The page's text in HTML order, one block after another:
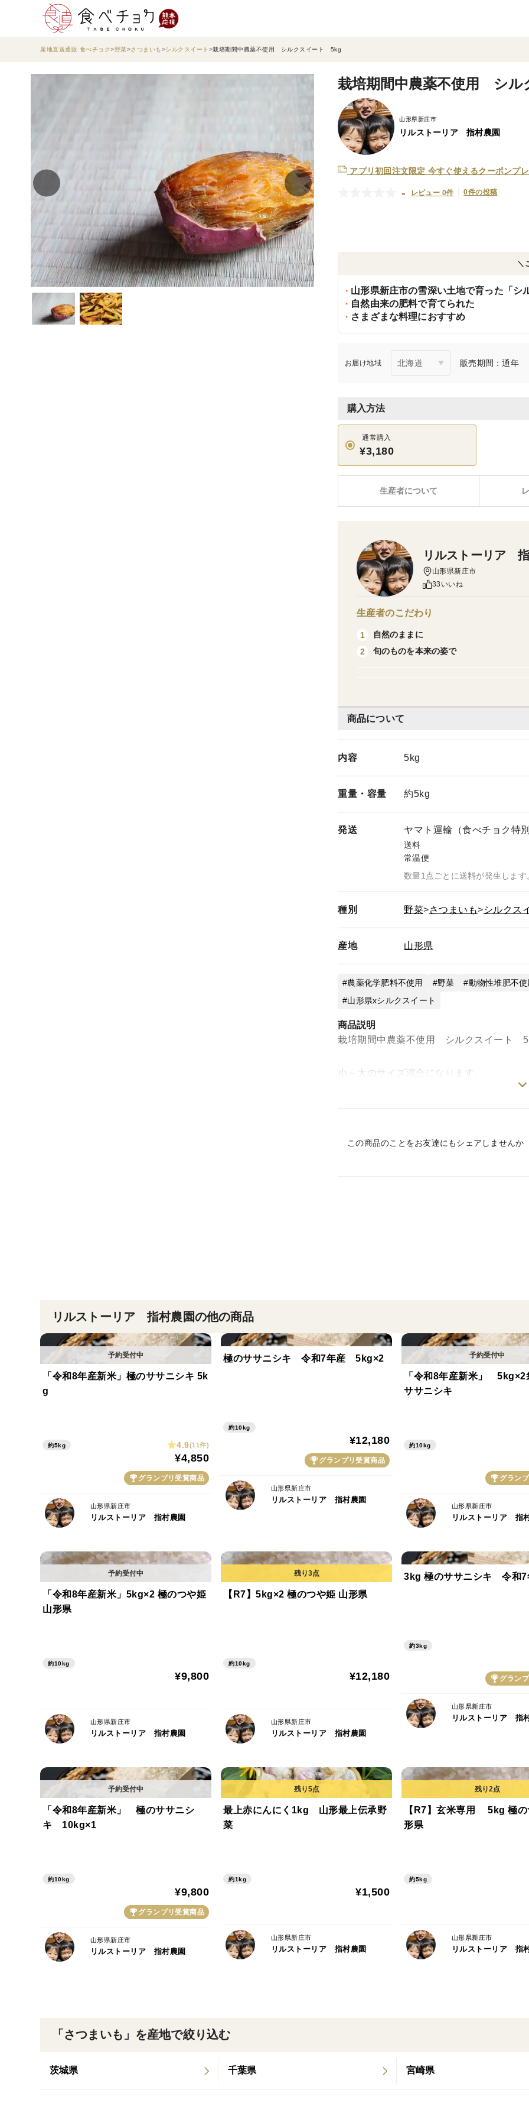
産地直送通販 食べチョク 野菜 さつまいも シルクスイート 栽培期間中農薬不使用 シルクスイート 5kg
栽培期間中農薬不使用 シ
山形県新庄市
リルストーリア 指村農園
アプリ初回注文限定 今すぐ使えるクーポンプ
- レビュー 0件 0件の投稿
＼
山形県新庄市の雪深い土地で育った「シ
自然由来の肥料で育てられた
さまざまな料理におすすめ
お届け地域 販売期間：通年
購入方法
通常購入
¥3,180
生産者について
商品について
内容 5kg
重量・ 容量 約5kg
発送 ヤマト運輸（食べチョク特
送料
常温便
数量1点ごとに送料が発生します
種別 野菜 さつまいも シルクス
産地 山形県
農薬化学肥料不使用 野菜
動物性堆肥不使
山形県xシルクスイート
商品説明
栽培期間中農薬不使用 シルクスイート
小～大のサイズ混合になります。
栽培期間中農薬不使用ですので少々虫食
山形県新庄市の雪深い土地で育った「シル
この商品のことをお友達にもシェアしませんか
リルストーリア
山形県新庄市
33いいね
生産者のこだわり
1
自然のままに
2
旬のものを本来の姿で
「さつまいも」を産地で絞り込む
茨城県 千葉県 宮崎県
リルストーリア 指村農園の他の商品
「令和8年産新米」極のササニシキ 5k
g
約5kg 4.9(11件)
¥4,850
グランプリ受賞商品
山形県新庄市
リルストーリア 指村農園
極のササニシキ 令和7年産 5kg×2
約10kg
¥12,180
グランプリ受賞商品
山形県新庄市
リルストーリア 指村農園
「令和8年産新米」
ササニシキ
約10kg
グラン
山形県新庄市
リルストーリア 指
「令和8年産新米」5kg×2 極のつや姫
山形県
約10kg
¥9,800
山形県新庄市
リルストーリア 指村農園
【R7】5kg×2 極のつや姫 山形県
約10kg
¥12,180
山形県新庄市
リルストーリア 指村農園
3kg 極のササニシキ 令和7
約3kg
グラン
山形県新庄市
リルストーリア 指
「令和8年産新米」 極のササニシ
キ 10kg×1
約10kg
¥9,800
グランプリ受賞商品
山形県新庄市
リルストーリア 指村農園
最上赤にんにく1kg 山形最上伝承野
菜
約1kg
¥1,500
山形県新庄市
リルストーリア 指村農園
【R7】玄米専用 5kg 極の
形県
約5kg
山形県新庄市
リルストーリア 指